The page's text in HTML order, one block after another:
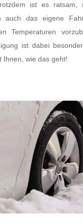
ist es ratsam,
auch das eigene
Temperaturen
ist dabei
Ihnen, wie das geht!